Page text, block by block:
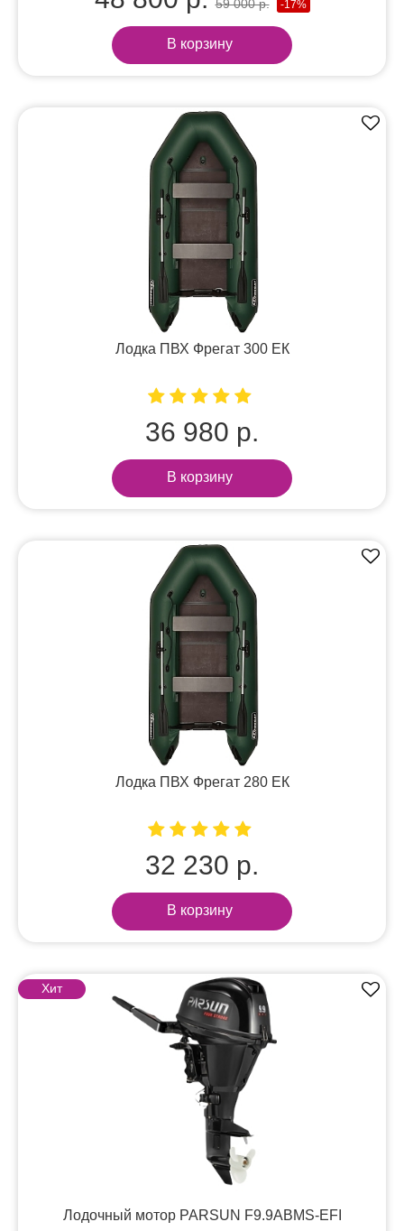
59 000 р. -17%
В корзину
Лодка ПВХ Фрегат 300 ЕК
36 980 р.
В корзину
Лодка ПВХ Фрегат 280 ЕК
32 230 р.
В корзину
Хит
Лодочный мотор PARSUN F9.9ABMS-EFI